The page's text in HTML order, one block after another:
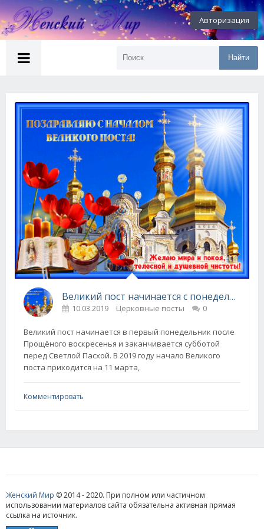
Авторизация
Найти
Великий пост начинается с понедельника!
10.03.2019 Церковные посты 0
Великий пост начинается в первый понедельник после
Прощёного воскресенья и заканчивается субботой
перед Светлой Пасхой. В 2019 году начало Великого
поста приходится на 11 марта,
Комментировать
Женский Мир © 2014 - 2020. При полном или частичном
использовании материалов сайта обязательна активная прямая
ссылка на источник.